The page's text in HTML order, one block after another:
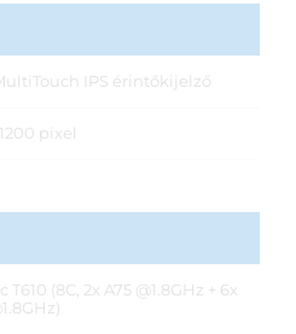
IPS érintőkijelző
pixel
T610 (8C, 2x A75 @1.8GHz + 6x